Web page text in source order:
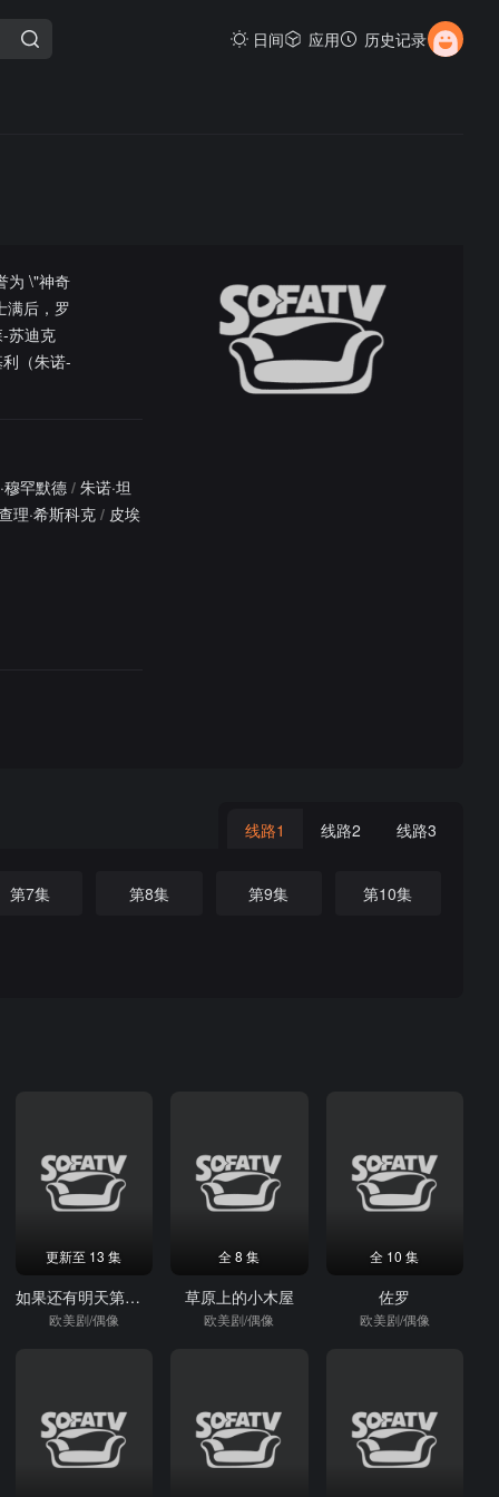
日间 应用 历史记录
为 \"神奇
满后，罗
苏迪克
（朱诺-
穆罕默德 / 朱诺·坦
理·希斯科克 / 皮埃
线路1 线路2 线路3
第7集 第8集 第9集 第10集
更新至 13 集
如果还有明天第二季
欧美剧/偶像
全 8 集
草原上的小木屋
欧美剧/偶像
全 10 集
佐罗
欧美剧/偶像